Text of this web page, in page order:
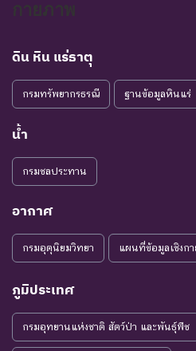
กายภาพ
ดิน หิน แร่ธาตุ
กรมทรัพยากรธรณี ฐานข้อมูลหินแร่
น้ำ
กรมชลประทาน
อากาศ
กรมอุตุนิยมวิทยา แผนที่ข้อมูลเชิงก
ภูมิประเทศ
กรมอุทยานแห่งชาติ สัตว์ป่า และพันธุ์พืช